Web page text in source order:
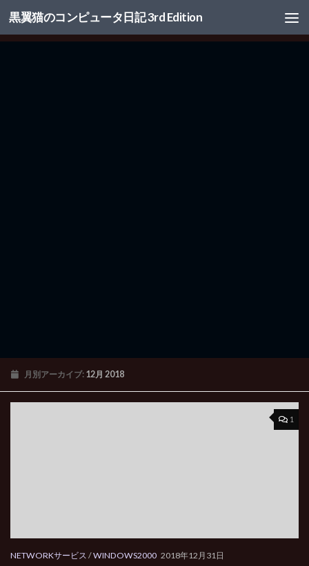
コンテンツへスキップ
黒翼猫のコンピュータ日記 3rd Edition
月別アーカイブ: 12月 2018
1
NETWORKサービス /WINDOWS2000 2018年12月31日